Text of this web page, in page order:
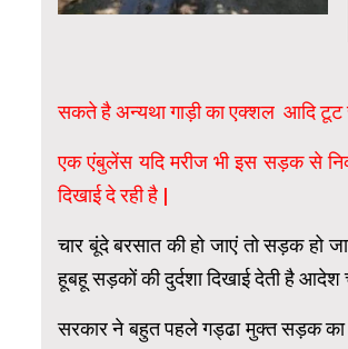
सकते है अन्यथा गाड़ी का एक्शल आदि टूट
एक एंबुलेंस यदि मरीज भी इस सड़क से
दिखाई दे रही है |
चार बूंदे बरसात की हो जाएं तो सड़क हो
हूबहू सड़कों की दुर्दशा दिखाई देती है आदेश
सरकार ने बहुत पहले गड्ढा मुक्त सड़क का